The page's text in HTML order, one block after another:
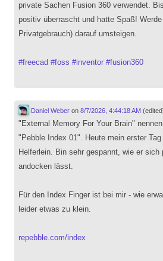
private Sachen Fusion 360 verwendet.
positiv überrascht und hatte Spaß!
Privatgebrauch) darauf umsteigen.
#freecad #foss #inventor #fusion360
Daniel Weberon 8/7/2026, 4:44:18 AM
"External Memory For Your Brain"
"Pebble Index 01". Heute mein erster
Helferlein. Bin sehr gespannt, wie er sich
andocken lässt.
Für den Index Finger ist bei mir - wie
leider etwas zu klein.
repebble.com/index